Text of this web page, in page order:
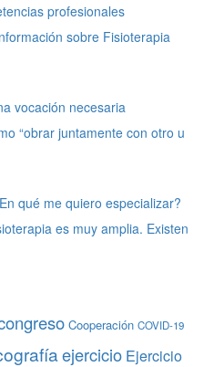
profesionales
sobre Fisioterapia
vocación necesaria
“obrar juntamente con otro u
qué me quiero especializar?
es muy amplia. Existen
Cooperación COVID-19
ejercicio Ejercicio